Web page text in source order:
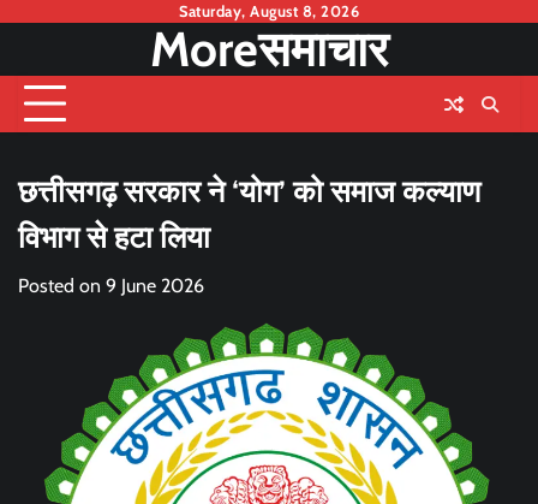
content
Saturday, August 8, 2026
Moreसमाचार
छत्तीसगढ़ सरकार ने ‘योग’ को समाज कल्याण
विभाग से हटा लिया
Posted on 9 June 2026